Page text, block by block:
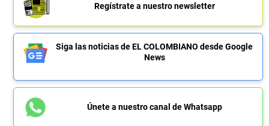
Regístrate a nuestro newsletter
Siga las noticias de EL COLOMBIANO desde Google
News
Únete a nuestro canal de Whatsapp